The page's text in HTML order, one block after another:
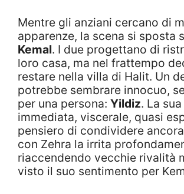
Mentre gli anziani cercano di
apparenze, la scena si sposta
Kemal. I due progettano di
loro casa, ma nel frattempo
restare nella villa di Halit. Un
potrebbe sembrare innocuo,
per una persona: Yildiz. La
immediata, viscerale, quasi
pensiero di condividere
con Zehra la irrita
riaccendendo vecchie rivalità
visto il suo sentimento per